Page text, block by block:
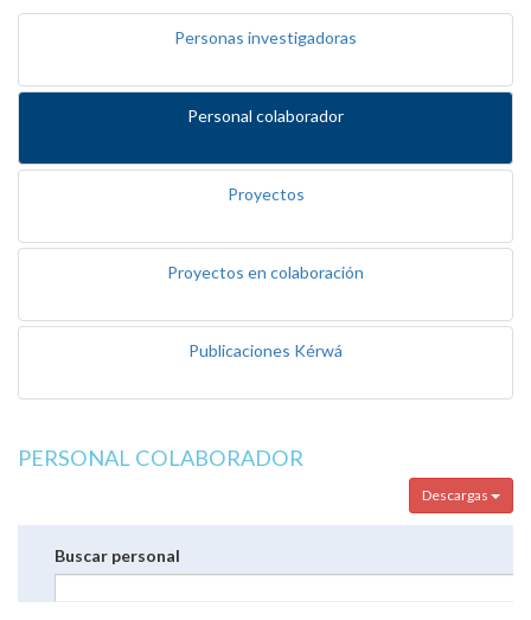
Personas investigadoras
Personal colaborador
Proyectos
Proyectos en colaboración
Publicaciones Kérwá
PERSONAL COLABORADOR
Descargas
Buscar personal